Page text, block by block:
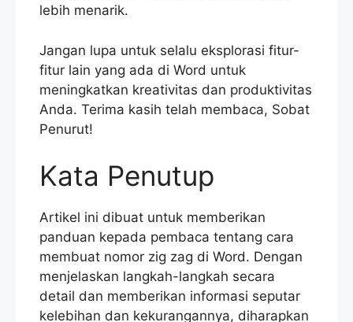
lebih menarik.
Jangan lupa untuk selalu eksplorasi fitur-
fitur lain yang ada di Word untuk
meningkatkan kreativitas dan produktivitas
Anda. Terima kasih telah membaca, Sobat
Penurut!
Kata Penutup
Artikel ini dibuat untuk memberikan
panduan kepada pembaca tentang cara
membuat nomor zig zag di Word. Dengan
menjelaskan langkah-langkah secara
detail dan memberikan informasi seputar
kelebihan dan kekurangannya, diharapkan